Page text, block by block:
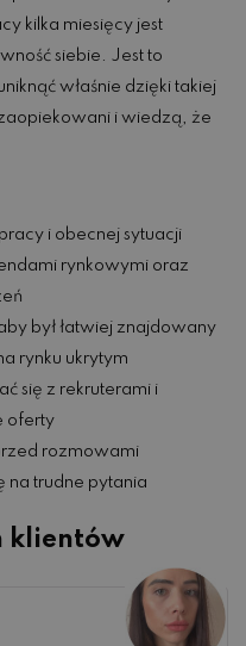
kilka miesięcy jest
siebie. Jest to
właśnie dzięki takiej
i wiedzą, że
i obecnej sytuacji
rynkowymi oraz
był łatwiej znajdowany
rynku ukrytym
się z rekruterami i
oferty
rozmowami
na trudne pytania
klientów